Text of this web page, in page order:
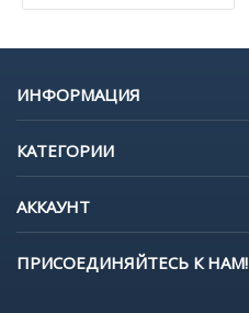
ИНФОРМАЦИЯ
КАТЕГОРИИ
АККАУНТ
ПРИСОЕДИНЯЙТЕСЬ К НАМ!